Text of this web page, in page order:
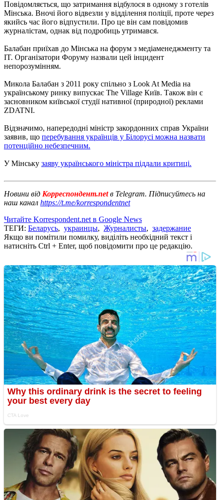
Повідомляється, що затримання відбулося в одному з готелів
Мінська. Вночі його відвезли у відділення поліції, проте через
якийсь час його відпустили. Про це він сам повідомив
журналістам, однак від подробиць утримався.
Балабан приїхав до Мінська на форум з медіаменеджменту та
IT. Організатори Форуму назвали цей інцидент
непорозумінням.
Микола Балабан з 2011 року спільно з Look At Media на
українському ринку випускає The Village Київ. Також він є
засновником київської студії нативної (природної) реклами
ZDATNI.
Відзначимо, напередодні міністр закордонних справ України
заявив, що перебування українців у Білорусі можна назвати
потенційно небезпечним.
У Мінську заяву українського міністра піддали критиці.
Новини від Корреспондент.netв Telegram. Підписуйтесь на
наш канал https://t.me/korrespondentnet
Читайте Korrespondent.net в Google News
ТЕГИ: Беларусь, украинцы, Журналисты, задержание
Якщо ви помітили помилку, виділіть необхідний текст і
натисніть Ctrl + Enter, щоб повідомити про це редакцію.